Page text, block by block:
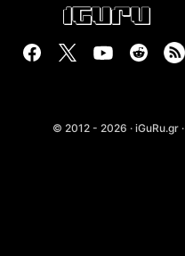
© 2012 - 2026 · iGuRu.gr ·